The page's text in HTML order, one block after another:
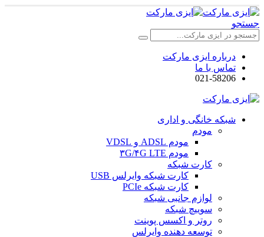
جستجو
درباره ایزی مارکت
تماس با ما
021-58206
شبکه خانگی و اداری
مودم
مودم ADSL و VDSL
مودم ۳G/۴G LTE
کارت شبکه
کارت شبکه وایرلس USB
کارت شبکه PCIe
لوازم جانبی شبکه
سوییچ شبکه
روتر و اکسس پوینت
توسعه دهنده وایرلس